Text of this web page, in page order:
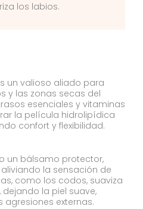
los labios.
un valioso aliado para
y las zonas secas del
esenciales y vitaminas
la película hidrolipídica
confort y flexibilidad.
un bálsamo protector,
la sensación de
como los codos, suaviza
la piel suave,
agresiones externas.